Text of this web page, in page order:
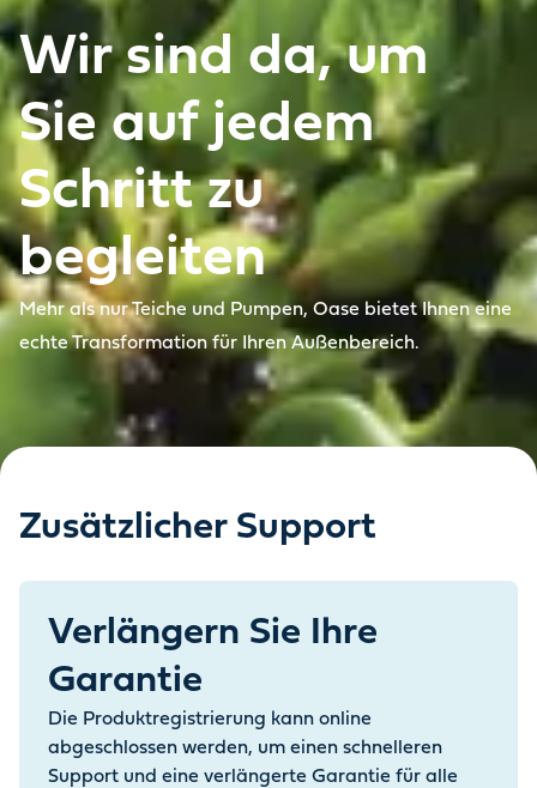
Wir sind da, um
Sie auf jedem
Schritt zu
begleiten
Mehr als nur Teiche und Pumpen, Oase bietet Ihnen eine
echte Transformation für Ihren Außenbereich.
Zusätzlicher Support
Verlängern Sie Ihre
Garantie
Die Produktregistrierung kann online
abgeschlossen werden, um einen schnelleren
Support und eine verlängerte Garantie für alle